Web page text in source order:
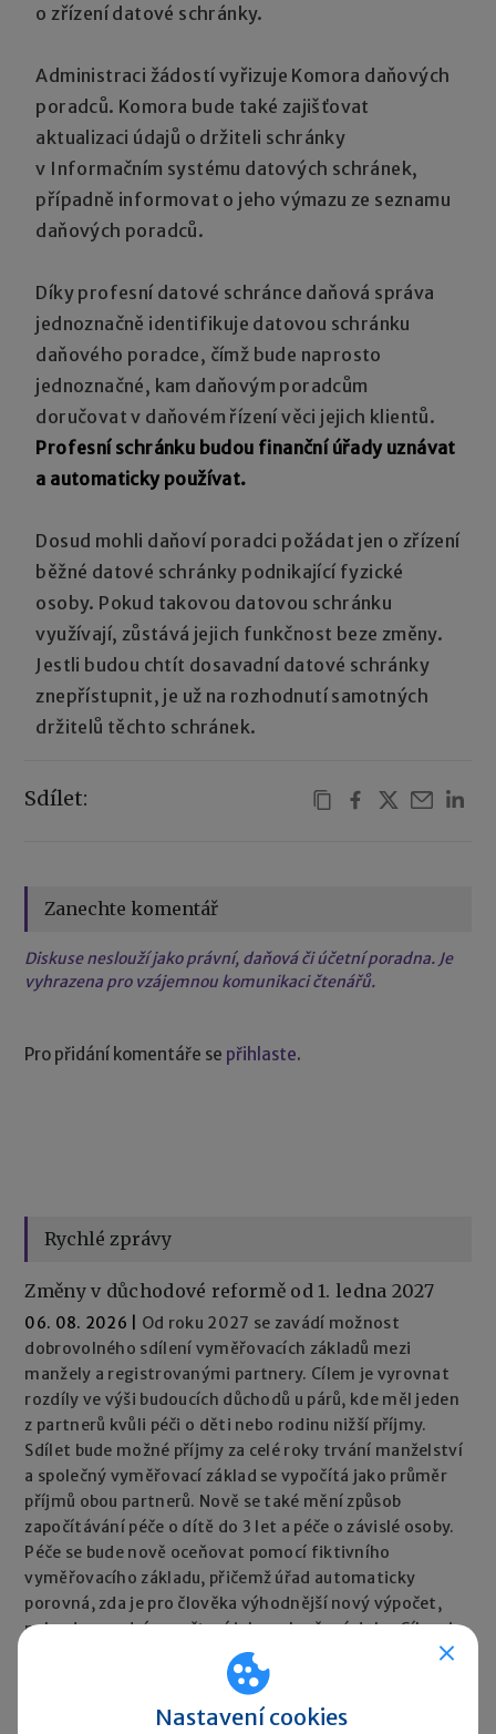
o zřízení datové schránky.
Administraci žádostí vyřizuje Komora daňových
poradců. Komora bude také zajišťovat
aktualizaci údajů o držiteli schránky
v Informačním systému datových schránek,
případně informovat o jeho výmazu ze seznamu
daňových poradců.
Díky profesní datové schránce daňová správa
jednoznačně identifikuje datovou schránku
daňového poradce, čímž bude naprosto
jednoznačné, kam daňovým poradcům
doručovat v daňovém řízení věci jejich klientů.
Profesní schránku budou finanční úřady uznávat
a automaticky používat.
Dosud mohli daňoví poradci požádat jen o zřízení
běžné datové schránky podnikající fyzické
osoby. Pokud takovou datovou schránku
využívají, zůstává jejich funkčnost beze změny.
Jestli budou chtít dosavadní datové schránky
znepřístupnit, je už na rozhodnutí samotných
držitelů těchto schránek.
Sdílet:
Zanechte komentář
Diskuse neslouží jako právní, daňová či účetní poradna. Je
vyhrazena pro vzájemnou komunikaci čtenářů.
Pro přidání komentáře se přihlaste.
Rychlé zprávy
Změny v důchodové reformě od 1. ledna 2027
06. 08. 2026
Od roku 2027 se zavádí možnost
dobrovolného sdílení vyměřovacích základů mezi
manžely a registrovanými partnery. Cílem je vyrovnat
rozdíly ve výši budoucích důchodů u párů, kde měl jeden
z partnerů kvůli péči o děti nebo rodinu nižší příjmy.
Sdílet bude možné příjmy za celé roky trvání manželství
a společný vyměřovací základ se vypočítá jako průměr
příjmů obou partnerů. Nově se také mění způsob
započítávání péče o dítě do 3 let a péče o závislé osoby.
Péče se bude nově oceňovat pomocí fiktivního
vyměřovacího základu, přičemž úřad automaticky
porovná, zda je pro člověka výhodnější nový výpočet,
nebo dosavadní započtení jako vyloučené doby. Cílem je,
aby péče neměla negativní dopad na výši důchodu.
Nastavení cookies